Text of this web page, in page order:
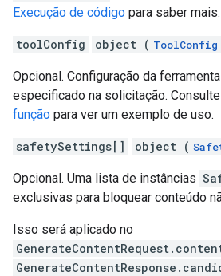
Execução de código para saber mais.
toolConfig object ( ToolConfig
Opcional. Configuração da
especificado na solicitação.
função para ver um exemplo de uso.
safetySettings[] object (
Opcional. Uma lista de instâncias
exclusivas para bloquear conteúdo
Isso será aplicado no